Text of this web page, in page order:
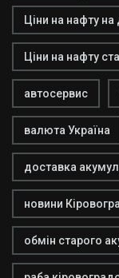
Ціни на нафту на
Ціни на нафту
автосервис
валюта Україна
доставка
новини
обмін старого